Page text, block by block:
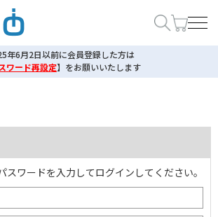
年6月2日以前に会員登録した方は
ワード再設定】 をお願いいたします
スワードを入力してログインしてください。